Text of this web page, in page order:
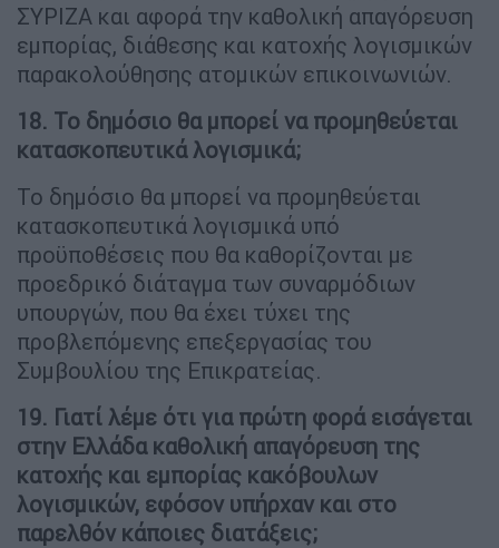
ΣΥΡΙΖΑ και αφορά την καθολική απαγόρευση
εμπορίας, διάθεσης και κατοχής λογισμικών
παρακολούθησης ατομικών επικοινωνιών.
18. Το δημόσιο θα μπορεί να προμηθεύεται
κατασκοπευτικά λογισμικά;
Το δημόσιο θα μπορεί να προμηθεύεται
κατασκοπευτικά λογισμικά υπό
προϋποθέσεις που θα καθορίζονται με
προεδρικό διάταγμα των συναρμόδιων
υπουργών, που θα έχει τύχει της
προβλεπόμενης επεξεργασίας του
Συμβουλίου της Επικρατείας.
19. Γιατί λέμε ότι για πρώτη φορά εισάγεται
στην Ελλάδα καθολική απαγόρευση της
κατοχής και εμπορίας κακόβουλων
λογισμικών, εφόσον υπήρχαν και στο
παρελθόν κάποιες διατάξεις;